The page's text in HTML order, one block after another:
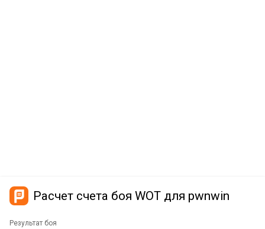
Расчет счета боя WOT для pwnwin
Результат боя